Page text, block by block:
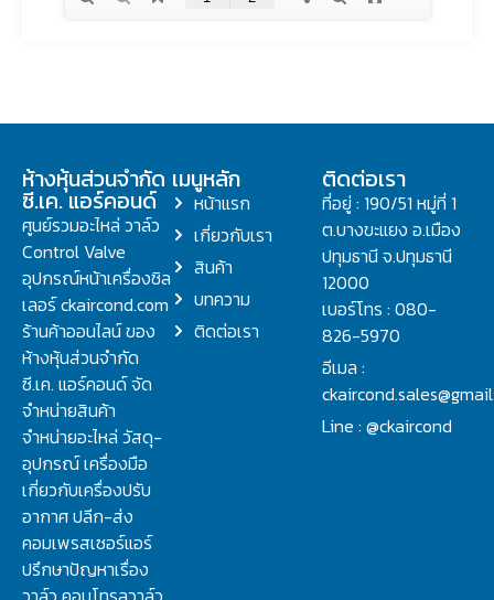
ห้างหุ้นส่วนจำกัด
ซี.เค. แอร์คอนด์
ศูนย์รวมอะไหล่ วาล์ว
Control Valve
อุปกรณ์หน้าเครื่องชิล
เลอร์ ckaircond.com
ร้านค้าออนไลน์ ของ
ห้างหุ้นส่วนจำกัด
ซี.เค. แอร์คอนด์ จัด
จำหน่ายสินค้า
จำหน่ายอะไหล่ วัสดุ-
อุปกรณ์ เครื่องมือ
เกี่ยวกับเครื่องปรับ
อากาศ ปลีก-ส่ง
คอมเพรสเซอร์แอร์
ปรึกษาปัญหาเรื่อง
เมนูหลัก
หน้าแรก
เกี่ยวกับเรา
สินค้า
บทความ
ติดต่อเรา
ติดต่อเรา
ที่อยู่ : 190/51 หมู่ที่ 1
ต.บางขะแยง อ.เมือง
ปทุมธานี จ.ปทุมธานี
12000
เบอร์โทร : 080-
826-5970
อีเมล :
Line : @ckaircond